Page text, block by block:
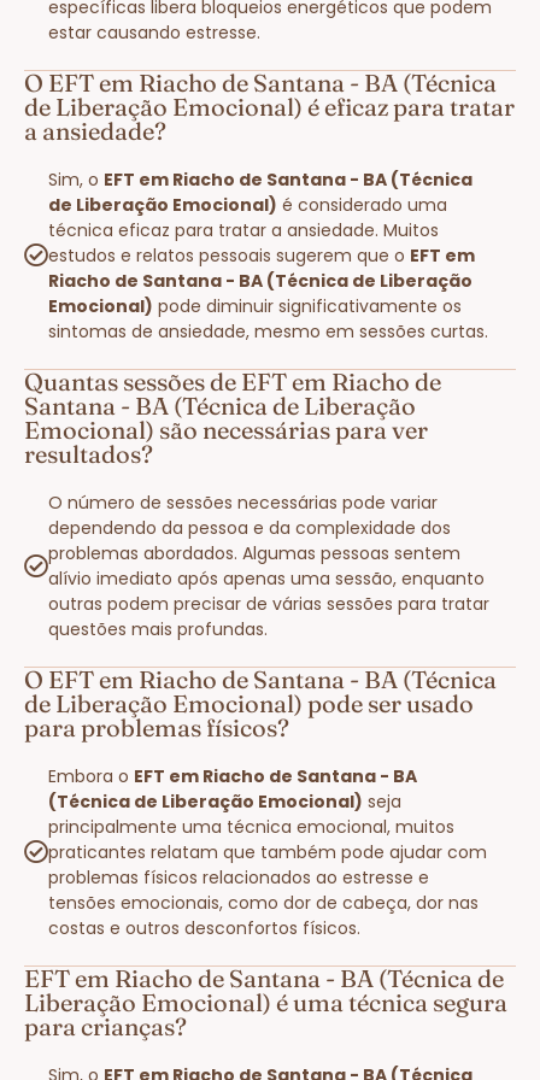
específicas libera bloqueios energéticos que podem
estar causando estresse.
O EFT em Riacho de Santana - BA (Técnica
de Liberação Emocional) é eficaz para tratar
a ansiedade?
Sim, o EFT em Riacho de Santana - BA (Técnica
de Liberação Emocional) é considerado uma
técnica eficaz para tratar a ansiedade. Muitos
estudos e relatos pessoais sugerem que o EFT em
Riacho de Santana - BA (Técnica de Liberação
Emocional) pode diminuir significativamente os
sintomas de ansiedade, mesmo em sessões curtas.
Quantas sessões de EFT em Riacho de
Santana - BA (Técnica de Liberação
Emocional) são necessárias para ver
resultados?
O número de sessões necessárias pode variar
dependendo da pessoa e da complexidade dos
problemas abordados. Algumas pessoas sentem
alívio imediato após apenas uma sessão, enquanto
outras podem precisar de várias sessões para tratar
questões mais profundas.
O EFT em Riacho de Santana - BA (Técnica
de Liberação Emocional) pode ser usado
para problemas físicos?
Embora o EFT em Riacho de Santana - BA
(Técnica de Liberação Emocional) seja
principalmente uma técnica emocional, muitos
praticantes relatam que também pode ajudar com
problemas físicos relacionados ao estresse e
tensões emocionais, como dor de cabeça, dor nas
costas e outros desconfortos físicos.
EFT em Riacho de Santana - BA (Técnica de
Liberação Emocional) é uma técnica segura
para crianças?
Sim, o EFT em Riacho de Santana - BA (Técnica